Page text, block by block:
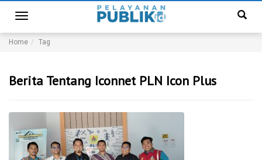
Toggle
navigation
Home Tag
Berita Tentang Iconnet PLN Icon Plus